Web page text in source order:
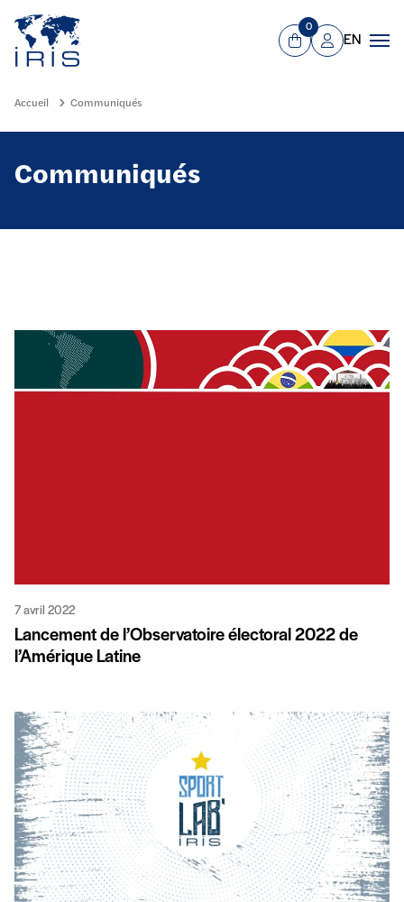
Aller au contenu principal
Panier
0
Mon compte
EN
Accueil Communiqués
Communiqués
7 avril 2022
Lancement de l’Observatoire électoral 2022 de
l’Amérique Latine